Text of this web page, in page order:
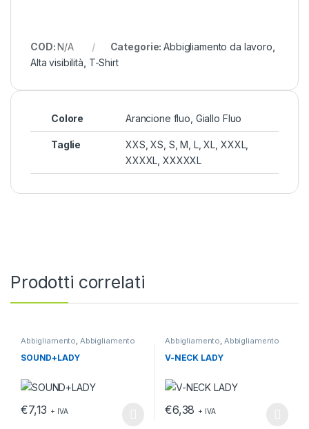
COD:N/A Categorie:Abbigliamento da lavoro
Alta visibilità T-Shirt
Colore Arancione fluo, Giallo Fluo
Taglie
XXS, XS, S, M, L, XL, XXXL,
XXXXL, XXXXXL
Prodotti correlati
Abbigliamento Abbigliamento
da lavoro T-shirt
SOUND+LADY
€7,13 + IVA
Abbigliamento Abbigliamento
da lavoro T-shirt
V-NECK LADY
€6,38 + IVA